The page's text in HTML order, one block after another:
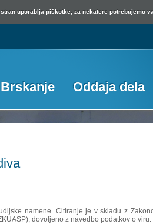
uporablja piškotke, za nekatere potrebujemo
Brskanje Oddaja dela
namene. Citiranje je v skladu z
dovoljeno z navedbo podatkov o viru.